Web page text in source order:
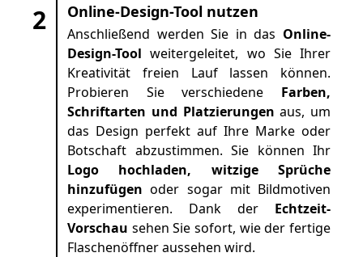
2 Online-Design-Tool nutzen
Anschließend werden Sie in das Online-
Design-Tool weitergeleitet, wo Sie Ihrer
Kreativität freien Lauf lassen können.
Probieren Sie verschiedene Farben,
Schriftarten und Platzierungen aus, um
das Design perfekt auf Ihre Marke oder
Botschaft abzustimmen. Sie können Ihr
Logo hochladen, witzige Sprüche
hinzufügen oder sogar mit Bildmotiven
experimentieren. Dank der Echtzeit-
Vorschau sehen Sie sofort, wie der fertige
Flaschenöffner aussehen wird.